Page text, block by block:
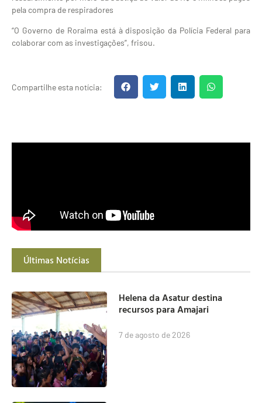
pela compra de respiradores
“O Governo de Roraima está à disposição da Polícia Federal para
colaborar com as investigações”, frisou.
Compartilhe esta notícia:
Últimas Notícias
Helena da Asatur destina
recursos para Amajari
7 de agosto de 2026